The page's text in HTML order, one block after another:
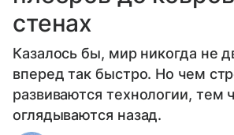
стенах
Казалось бы, мир никогда не
вперед так быстро. Но чем
развиваются технологии, тем
оглядываются назад.